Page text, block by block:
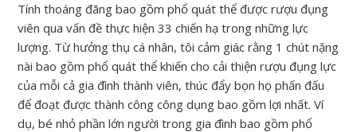
Tính thoáng đãng bao gồm phổ quát thể được rượu đụng
viên qua vấn đề thực hiện 33 chiến hạ trong những lực
lượng. Từ hưởng thụ cá nhân, tôi cảm giác rằng 1 chút nặng
nài bao gồm phổ quát thể khiến cho cải thiện rượu đụng lực
của mỗi cả gia đình thành viên, thúc đẩy bọn họ phấn đấu
để đoạt được thành công công dụng bao gồm lợi nhất. Ví
dụ, bé nhỏ phần lớn người trong gia đình bao gồm phổ